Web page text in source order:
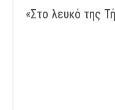
«Στο λευκό της